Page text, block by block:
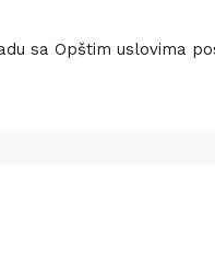
sa Opštim uslovima